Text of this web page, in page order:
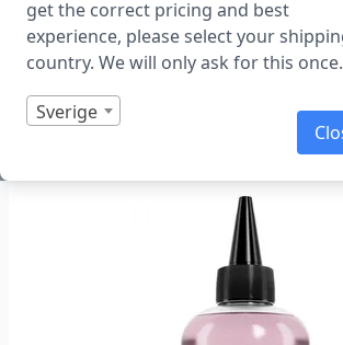
get the correct pricing and best
experience, please select your
country. We will only ask for this once.
Sverige
Subzero Ice (200 ml,
Shortfill)
Art.nr: 41810
Slut i lager